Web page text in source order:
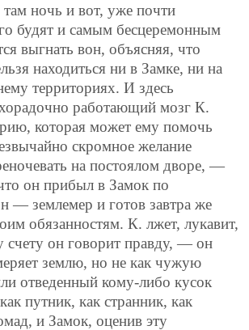
там ночь и вот, уже почти
будят и самым бесцеремонным
выгнать вон, объясняя, что
находиться ни в Замке, ни на
территориях. И здесь
работающий мозг К.
которая может ему помочь
скромное желание
на постоялом дворе, —
он прибыл в Замок по
— землемер и готов завтра же
обязанностям. К. лжет, лукавит,
он говорит правду, — он
землю, но не как чужую
отведенный кому-либо кусок
путник, как странник, как
и Замок, оценив эту